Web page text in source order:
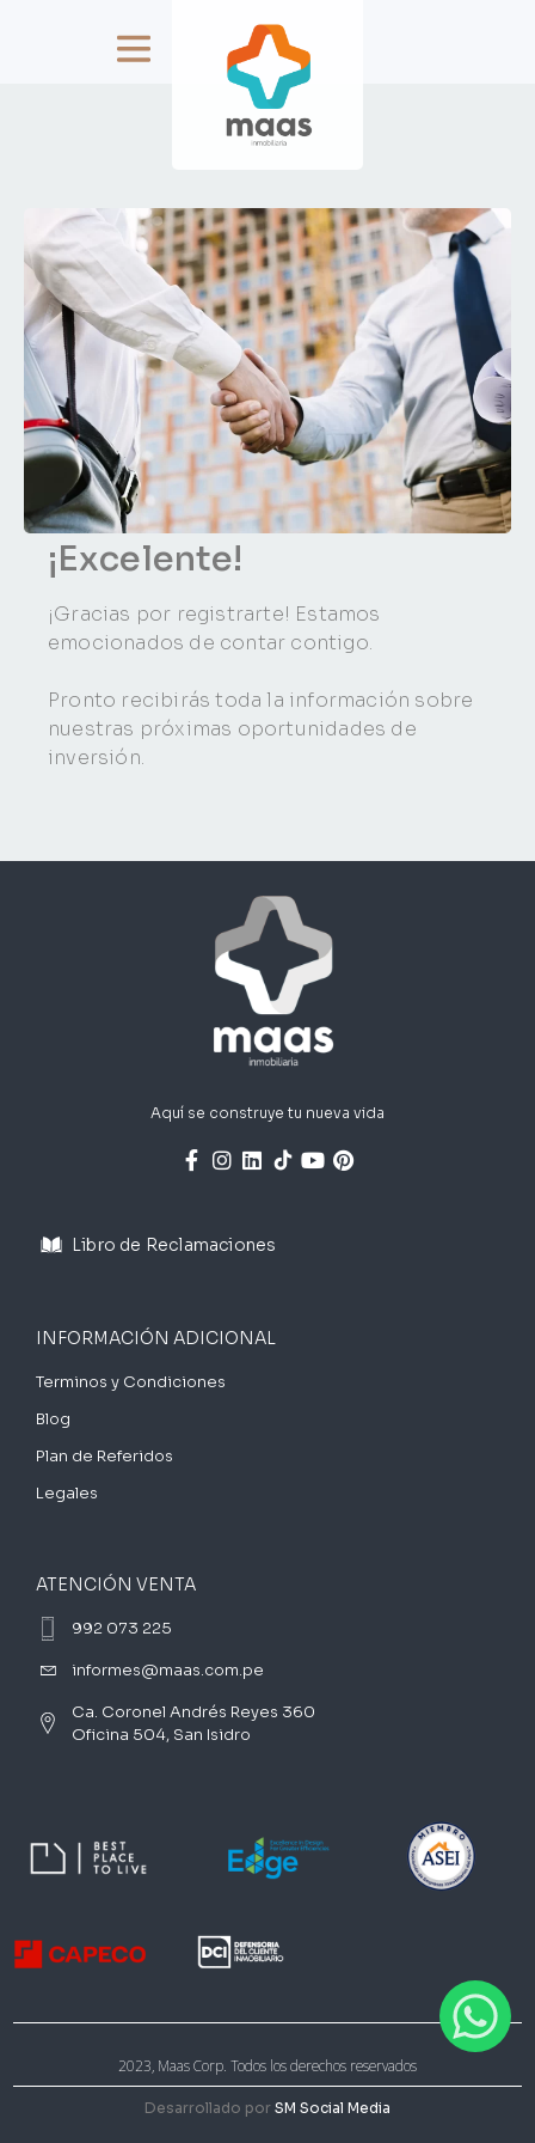
¡Excelente!
¡Gracias por registrarte! Estamos
emocionados de contar contigo.
Pronto recibirás toda la información sobre
nuestras próximas oportunidades de
inversión.
Aquí se construye tu nueva vida
Libro de Reclamaciones
INFORMACIÓN ADICIONAL
Terminos y Condiciones
Blog
Plan de Referidos
Legales
ATENCIÓN VENTA
992 073 225
informes@maas.com.pe
Ca. Coronel Andrés Reyes 360
Oficina 504, San Isidro
2023, Maas Corp. Todos los derechos reservados
Desarrollado por SM Social Media